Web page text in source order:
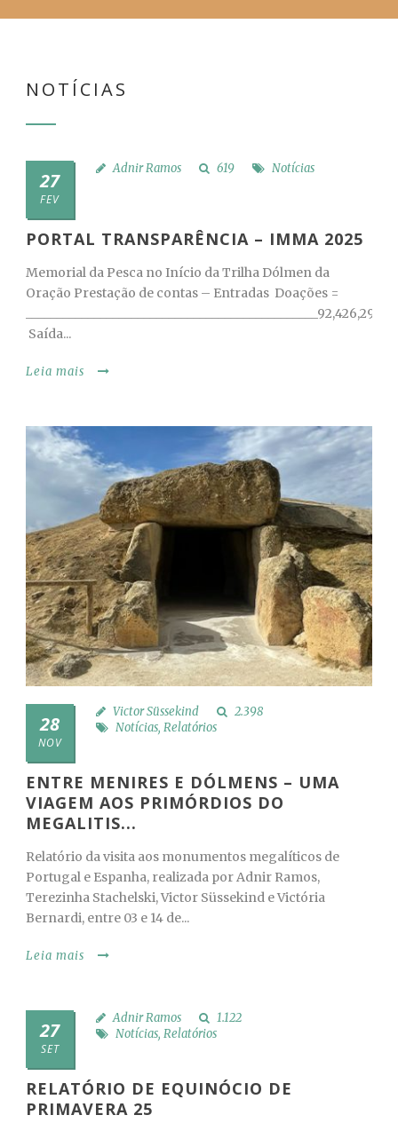
NOTÍCIAS
27
FEV
Adnir Ramos 619 Notícias
PORTAL TRANSPARÊNCIA – IMMA 2025
Memorial da Pesca no Início da Trilha Dólmen da
Oração Prestação de contas – Entradas Doações =
_______________________________________________92,426,29
Saída...
Leia mais
28
NOV
Victor Süssekind
2.398
Notícias, Relatórios
ENTRE MENIRES E DÓLMENS – UMA
VIAGEM AOS PRIMÓRDIOS DO
MEGALITIS...
Relatório da visita aos monumentos megalíticos de
Portugal e Espanha, realizada por Adnir Ramos,
Terezinha Stachelski, Victor Süssekind e Victória
Bernardi, entre 03 e 14 de...
Leia mais
27
SET
Adnir Ramos
1.122
Notícias, Relatórios
RELATÓRIO DE EQUINÓCIO DE
PRIMAVERA 25